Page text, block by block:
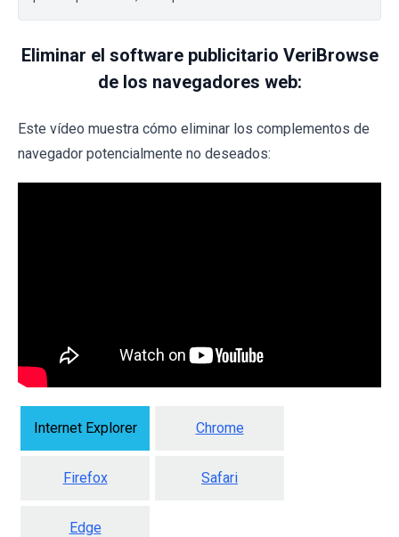
Eliminar el software publicitario VeriBrowse
de los navegadores web:
Este vídeo muestra cómo eliminar los complementos de
navegador potencialmente no deseados:
Internet Explorer Chrome
Firefox Safari
Edge